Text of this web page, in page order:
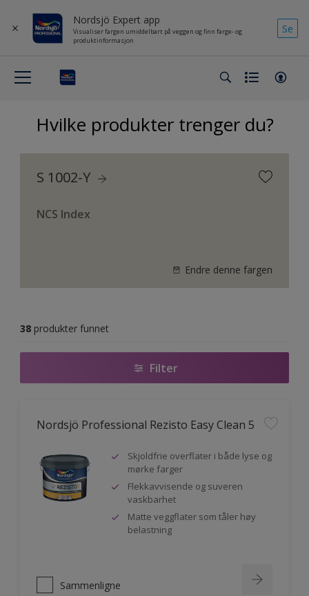
Nordsjö Expert app
Visualiser fargen umiddelbart på veggen og finn farge- og
produktinformasjon
Se
Hvilke produkter trenger du?
S 1002-Y
NCS Index
Endre denne fargen
38 produkter funnet
Filter
Nordsjö Professional Rezisto Easy Clean 5
Skjoldfrie overflater i både lyse og
mørke farger
Flekkavvisende og suveren
vaskbarhet
Matte veggflater som tåler høy
belastning
Sammenligne